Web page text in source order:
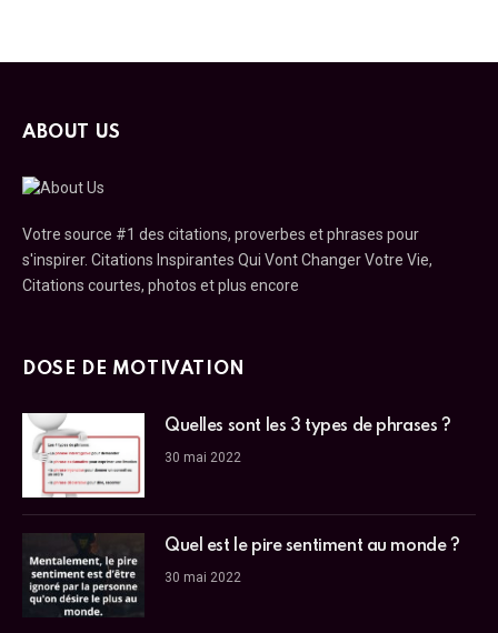
ABOUT US
Votre source #1 des citations, proverbes et phrases pour
s'inspirer. Citations Inspirantes Qui Vont Changer Votre Vie,
Citations courtes, photos et plus encore
DOSE DE MOTIVATION
Quelles sont les 3 types de phrases ?
30 mai 2022
Quel est le pire sentiment au monde ?
30 mai 2022